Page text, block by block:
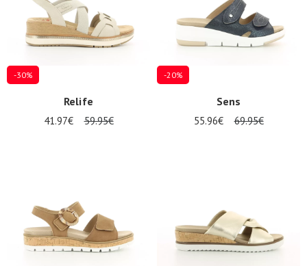
-30%
Relife
41.97€ 59.95€
-20%
Sens
55.96€ 69.95€